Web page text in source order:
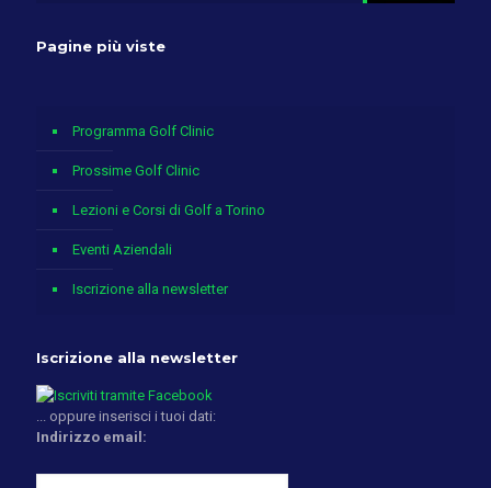
Pagine più viste
Programma Golf Clinic
Prossime Golf Clinic
Lezioni e Corsi di Golf a Torino
Eventi Aziendali
Iscrizione alla newsletter
Iscrizione alla newsletter
... oppure inserisci i tuoi dati:
Indirizzo email: